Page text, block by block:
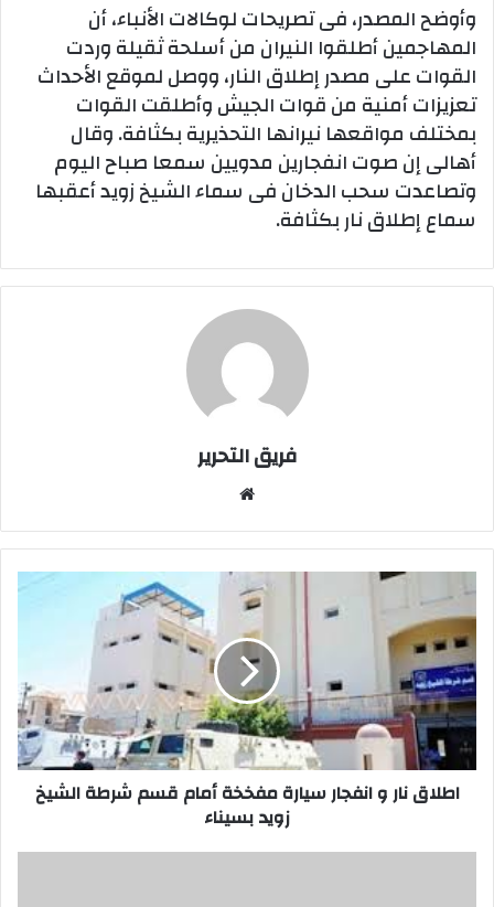
وأوضح المصدر، فى تصريحات لوكالات الأنباء، أن
المهاجمين أطلقوا النيران من أسلحة ثقيلة وردت
القوات على مصدر إطلاق النار، ووصل لموقع الأحداث
تعزيزات أمنية من قوات الجيش وأطلقت القوات
بمختلف مواقعها نيرانها التحذيرية بكثافة. وقال
أهالى إن صوت انفجارين مدويين سمعا صباح اليوم
وتصاعدت سحب الدخان فى سماء الشيخ زويد أعقبها
سماع إطلاق نار بكثافة.
فريق التحرير
و
انفجار
سيارة
مفخخة
أمام
قسم
شرطة
الشيخ
اطلاق نار و انفجار سيارة مفخخة أمام قسم شرطة الشيخ
زويد بسيناء